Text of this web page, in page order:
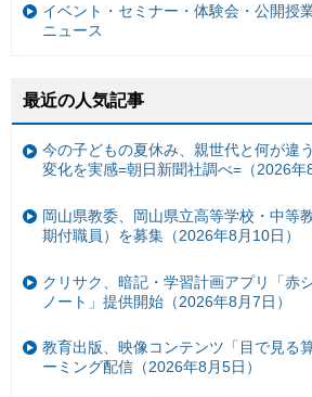
イベント・セミナー・体験会・公開授
ニュース
最近の人気記事
今の子どもの夏休み、親世代と何が違
変化を実感=朝日新聞社調べ=（2026年8
岡山県教委、岡山県立高等学校・中等
期付職員）を募集（2026年8月10日）
クリサク、暗記・学習計画アプリ「赤
ノート」提供開始（2026年8月7日）
教育出版、映像コンテンツ「目で見る
ーミング配信（2026年8月5日）